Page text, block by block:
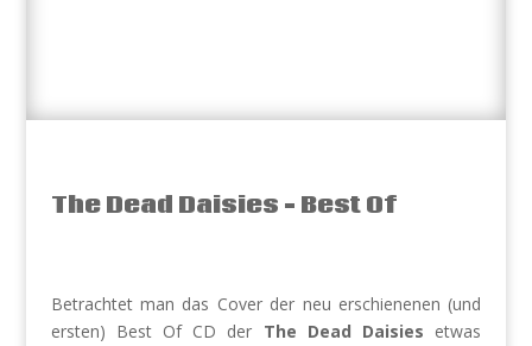
The Dead Daisies – Best Of
Betrachtet man das Cover der neu erschienenen (und
ersten) Best Of CD der The Dead Daisies etwas